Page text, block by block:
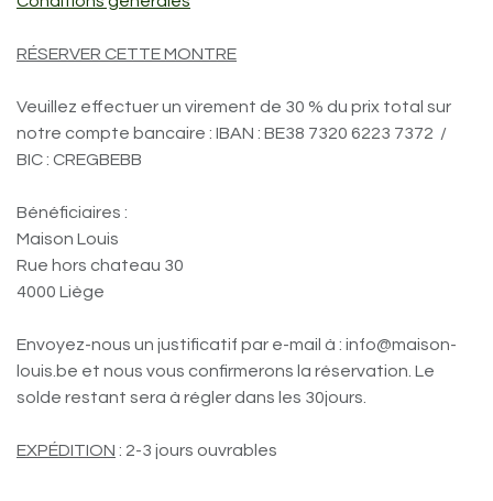
RÉSERVER CETTE MONTRE
Veuillez effectuer un virement de 30 % du prix total sur
notre compte bancaire : IBAN : BE38 7320 6223 7372 /
BIC : CREGBEBB
Bénéficiaires :
Maison Louis
Rue hors chateau 30
4000 Liège
Envoyez-nous un justificatif par e-mail à : info@maison-
louis.be et nous vous confirmerons la réservation. Le
solde restant sera à régler dans les 30jours.
EXPÉDITION : 2-3 jours ouvrables